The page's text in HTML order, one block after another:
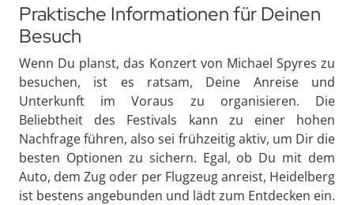
Praktische Informationen für Deinen
Besuch
Wenn Du planst, das Konzert von Michael Spyres zu
besuchen, ist es ratsam, Deine Anreise und
Unterkunft im Voraus zu organisieren. Die
Beliebtheit des Festivals kann zu einer hohen
Nachfrage führen, also sei frühzeitig aktiv, um Dir die
besten Optionen zu sichern. Egal, ob Du mit dem
Auto, dem Zug oder per Flugzeug anreist, Heidelberg
ist bestens angebunden und lädt zum Entdecken ein.